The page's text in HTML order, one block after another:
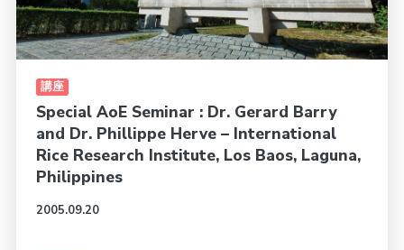
講座
Special AoE Seminar : Dr. Gerard Barry
and Dr. Phillippe Herve – International
Rice Research Institute, Los Baos, Laguna,
Philippines
2005.09.20